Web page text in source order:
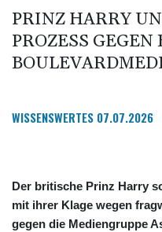
PRINZ HARRY
PROZESS
WISSENSWERTES 07.07.2026
Der britische Prinz Harry
mit ihrer Klage wegen
gegen die Mediengruppe